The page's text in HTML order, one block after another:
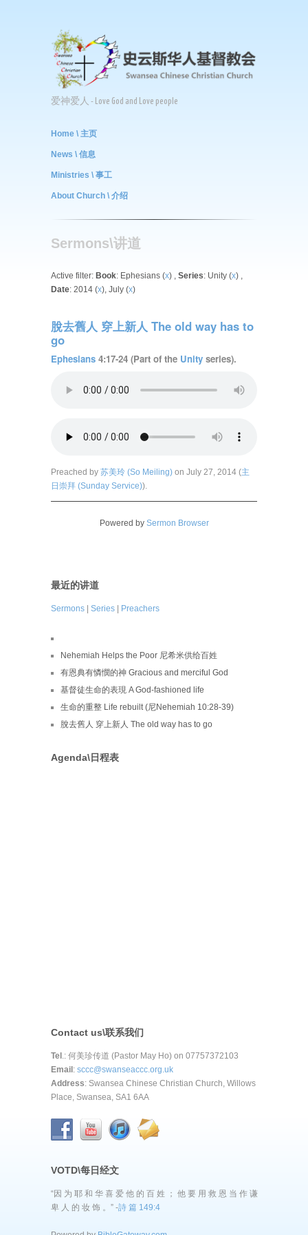
爱神爱人 - Love God and Love people
Home \ 主页
News \ 信息
Ministries \ 事工
About Church \ 介绍
Sermons\讲道
Active filter: Book: Ephesians (x) , Series: Unity (x) ,
Date: 2014 (x), July (x)
脫去舊人 穿上新人 The old way has to
go
Ephesians 4:17-24 (Part of the Unity series).
Preached by 苏美玲 (So Meiling) on July 27, 2014 (主
日崇拜 (Sunday Service)).
Powered by Sermon Browser
最近的讲道
Sermons | Series | Preachers
Nehemiah Helps the Poor 尼希米供给百姓
有恩典有憐憫的神 Gracious and merciful God
基督徒生命的表現 A God-fashioned life
生命的重整 Life rebuilt (尼Nehemiah 10:28-39)
脫去舊人 穿上新人 The old way has to go
Agenda\日程表
Contact us\联系我们
Tel.: 何美珍传道 (Pastor May Ho) on 07757372103
Email: sccc@swanseaccc.org.uk
Address: Swansea Chinese Christian Church, Willows
Place, Swansea, SA1 6AA
VOTD\每日经文
“因 为 耶 和 华 喜 爱 他 的 百 姓 ； 他 要 用 救 恩 当 作 谦
卑 人 的 妆 饰 。” -詩 篇 149:4